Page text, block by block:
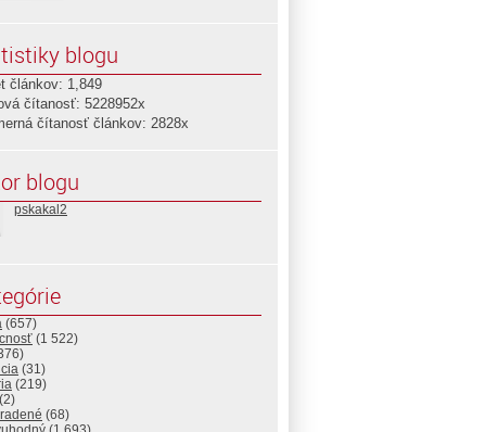
blogu
článkov: 1,849
čítanosť: 5228952x
čítanosť článkov: 2828x
blogu
pskakal2
(657)
(1 522)
(31)
(219)
(68)